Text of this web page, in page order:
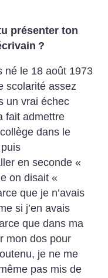
présenter ton
?
né le 18 août 1973
scolarité assez
un vrai échec
fait admettre
dans le
en seconde «
on disait «
que je n’avais
si j’en avais
que dans ma
mon dos pour
je ne me
pas mis de